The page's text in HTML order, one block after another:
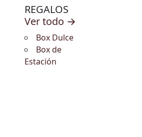
REGALOS
Ver todo →
Box Dulce
Box de
Estación